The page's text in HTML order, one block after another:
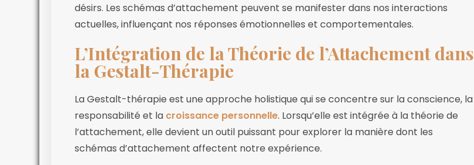
désirs. Les schémas d’attachement peuvent se manifester dans nos interactions
actuelles, influençant nos réponses émotionnelles et comportementales.
L’Intégration de la Théorie de l’Attachement dans
la Gestalt-Thérapie
La Gestalt-thérapie est une approche holistique qui se concentre sur la conscience, la
responsabilité et la croissance personnelle. Lorsqu’elle est intégrée à la théorie de
l’attachement, elle devient un outil puissant pour explorer la manière dont les
schémas d’attachement affectent notre expérience.